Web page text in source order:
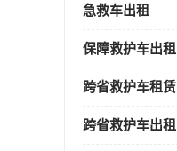
急救车出租
保障救护车出租
跨省救护车租赁
跨省救护车出租